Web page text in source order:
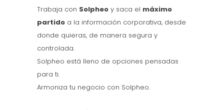
Trabaja con Solpheo y saca el máximo
partido a la información corporativa, desde
donde quieras, de manera segura y
controlada.
Solpheo está lleno de opciones pensadas
para ti.
Armoniza tu negocio con Solpheo.